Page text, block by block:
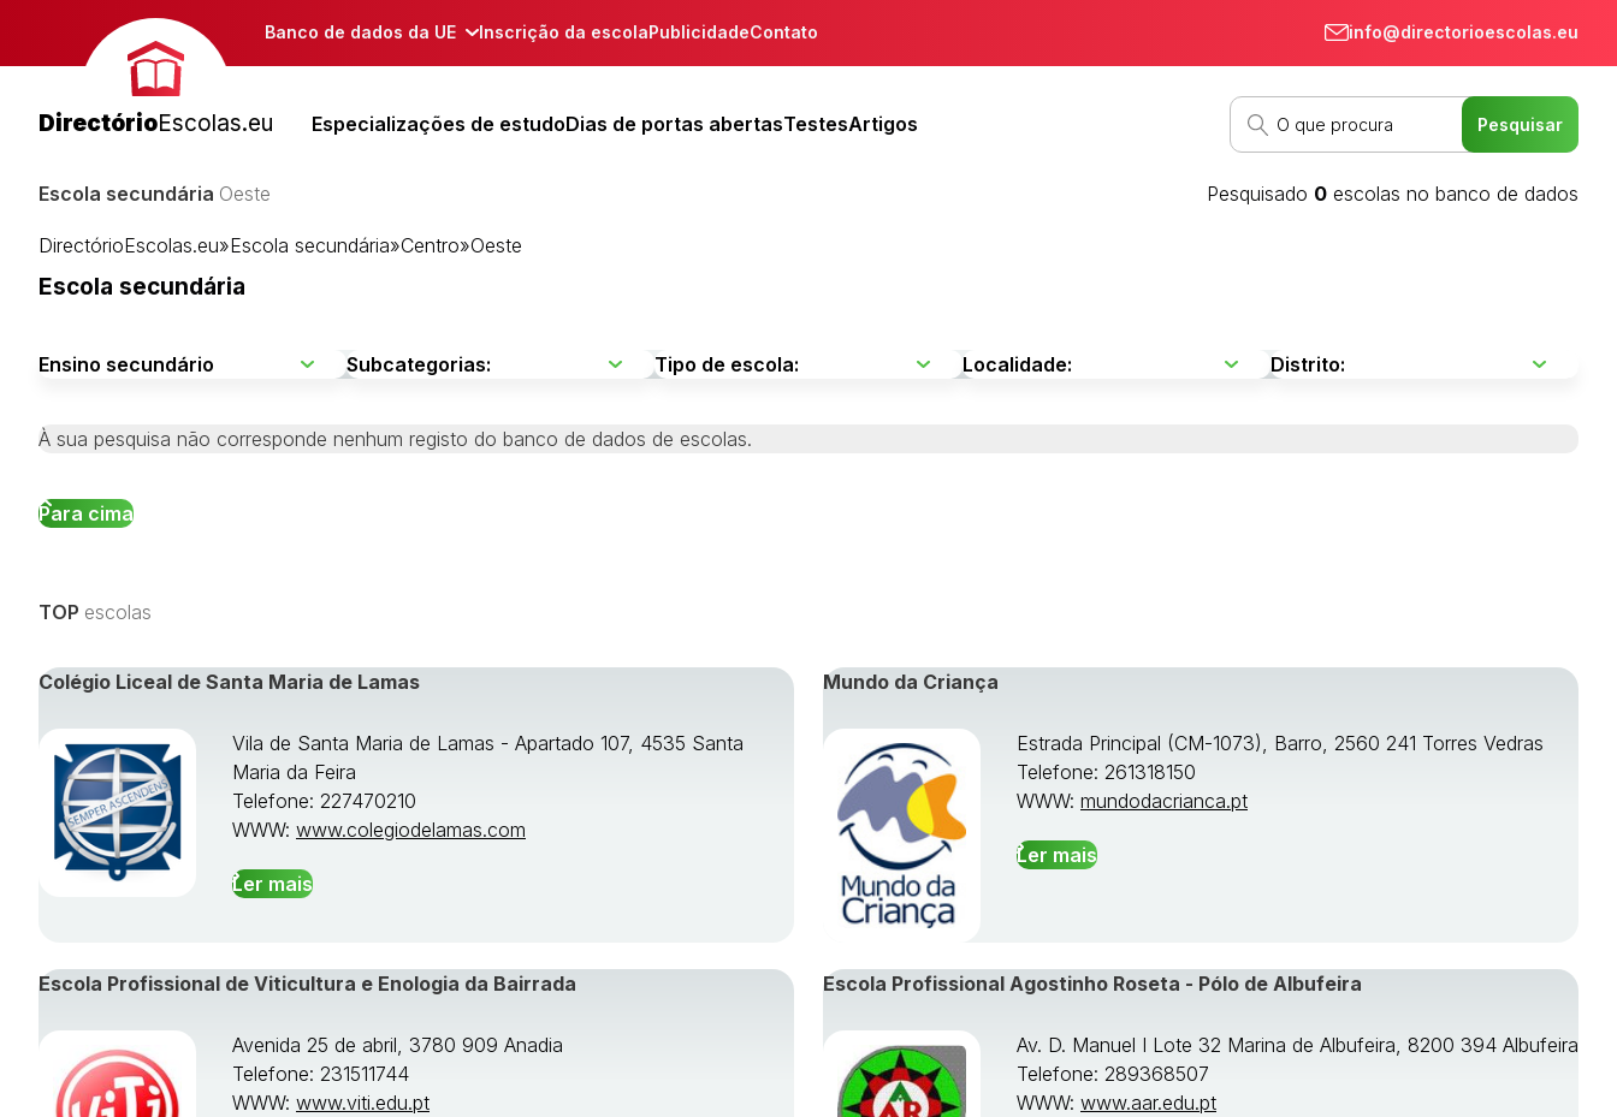
Banco de dados da UE Inscrição da escolaPublicidadeContato info@directorioescolas.eu
DirectórioEscolas.eu Especializações de estudoDias de portas abertasTestesArtigos
Escola secundária Oeste Pesquisado 0 escolas no banco de dados
DirectórioEscolas.eu»Escola secundária»Centro»Oeste
Escola secundária
À sua pesquisa não corresponde nenhum registo do banco de dados de escolas.
Para cima
TOP escolas
Colégio Liceal de Santa Maria de Lamas
Vila de Santa Maria de Lamas - Apartado 107, 4535 Santa
Maria da Feira
Telefone: 227470210
WWW: www.colegiodelamas.com
Ler mais
Mundo da Criança
Estrada Principal (CM-1073), Barro, 2560 241 Torres Vedras
Telefone: 261318150
WWW: mundodacrianca.pt
Ler mais
Escola Profissional de Viticultura e Enologia da Bairrada
Avenida 25 de abril, 3780 909 Anadia
Telefone: 231511744
WWW: www.viti.edu.pt
Escola Profissional Agostinho Roseta - Pólo de Albufeira
Av. D. Manuel I Lote 32 Marina de Albufeira, 8200 394 Albufeira
Telefone: 289368507
WWW: www.aar.edu.pt